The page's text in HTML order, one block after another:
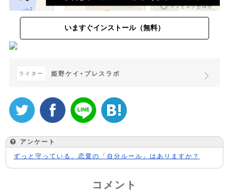
いますぐインストール（無料）
ライター 姫野ケイ+プレスラボ
アンケート
ずっと守っている、恋愛の「自分ルール」はありますか？
コメント